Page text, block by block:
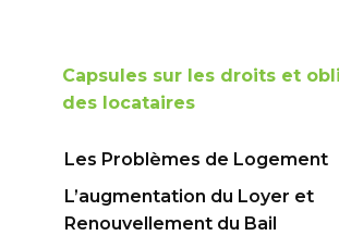
Capsules sur les droits et
des locataires
Les Problèmes de Logement
L’augmentation du Loyer et
Renouvellement du Bail